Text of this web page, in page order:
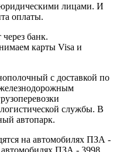
лицами. И
оплаты.
банк.
карты Visa и
с доставкой по
службы. В
автопарк.
на автомобилях ПЗА -
автомобилях ПЗА - 3998